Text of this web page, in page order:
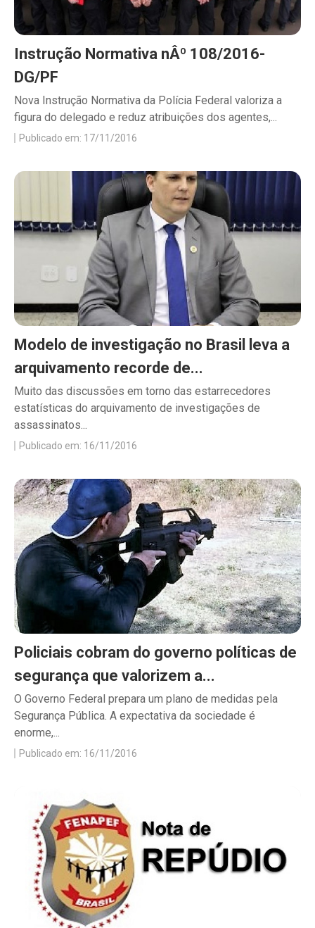
Instrução Normativa nÂº 108/2016-
DG/PF
Nova Instrução Normativa da Polícia Federal valoriza a
figura do delegado e reduz atribuições dos agentes,...
Publicado em: 17/11/2016
Modelo de investigação no Brasil leva a
arquivamento recorde de...
Muito das discussões em torno das estarrecedores
estatísticas do arquivamento de investigações de
assassinatos...
Publicado em: 16/11/2016
Policiais cobram do governo políticas de
segurança que valorizem a...
O Governo Federal prepara um plano de medidas pela
Segurança Pública. A expectativa da sociedade é
enorme,...
Publicado em: 16/11/2016